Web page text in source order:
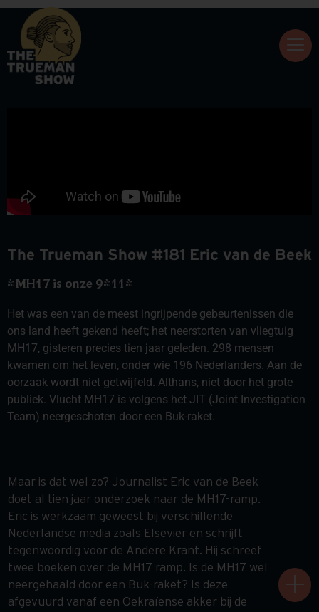
The Trueman Show #181 Eric van de Beek
'MH17 is onze 9/11'
Het was een van de meest ingrijpende gebeurtenissen die
ons land heeft gekend heeft; het neerstorten van vliegtuig
MH17, gisteren precies tien jaar geleden. 298 mensen
kwamen om het leven, onder wie 196 Nederlanders. Aan de
oorzaak wordt niet getwijfeld. Althans, niet door het grote
publiek. Vlucht MH17 is volgens het JIT (Joint Investigation
Team) neergeschoten door een Buk-raket.
Maar is dat wel zo? Journalist Eric van de Beek
doet al tien jaar onderzoek naar de MH17-ramp.
Eric is werkzaam geweest bij verschillende
Nederlandse media zoals Elsevier en schrijft
tegenwoordig voor de Andere Krant. Hij schreef
twee boeken over de MH17 ramp. Is de MH17 wel
neergehaald door een Buk-raket? Is deze
afgevuurd vanaf een Oekraïense akker bij de